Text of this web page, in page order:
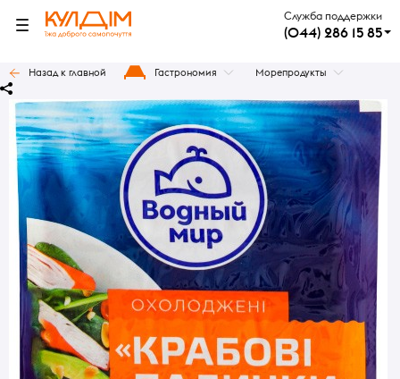
Служба поддержки
(044) 286 15 85
Назад к главной Гастрономия Морепродукты